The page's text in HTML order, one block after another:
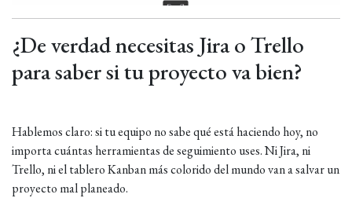
¿De verdad necesitas Jira o Trello
para saber si tu proyecto va bien?
Hablemos claro: si tu equipo no sabe qué está haciendo hoy, no
importa cuántas herramientas de seguimiento uses. Ni Jira, ni
Trello, ni el tablero Kanban más colorido del mundo van a salvar un
proyecto mal planeado.